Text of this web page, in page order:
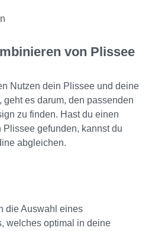
von Plissee
Nutzen dein Plissee und deine
es darum, den passenden
zu finden. Hast du einen
gefunden, kannst du
abgleichen.
die Auswahl eines
welches optimal in deine